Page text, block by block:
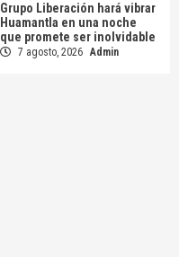
Grupo Liberación hará vibrar
Huamantla en una noche
que promete ser inolvidable
7 agosto, 2026 Admin